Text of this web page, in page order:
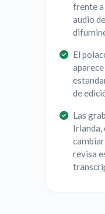
frente a
audio
El
de
Las
Irlanda,
revisa